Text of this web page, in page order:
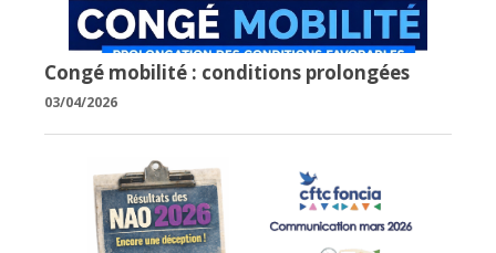
Congé mobilité : conditions prolongées
03/04/2026